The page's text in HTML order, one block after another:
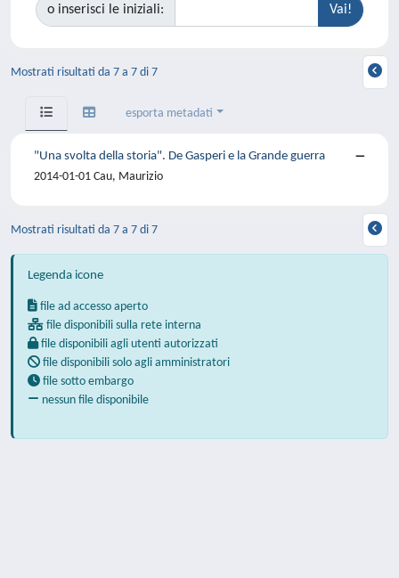
o inserisci le iniziali:
Mostrati risultati da 7 a 7 di 7
esporta metadati
"Una svolta della storia". De Gasperi e la Grande guerra
2014-01-01 Cau, Maurizio
Mostrati risultati da 7 a 7 di 7
Legenda icone
file ad accesso aperto
file disponibili sulla rete interna
file disponibili agli utenti autorizzati
file disponibili solo agli amministratori
file sotto embargo
nessun file disponibile